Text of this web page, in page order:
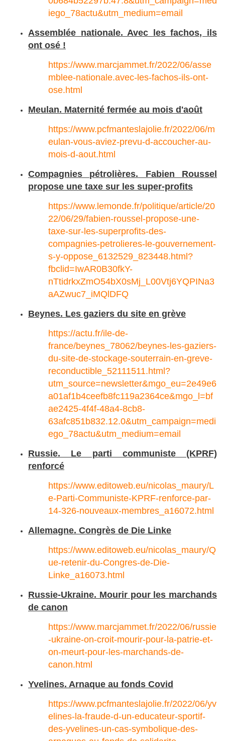
iego_78actu&utm_medium=email
Assemblée nationale. Avec les fachos, ils
ont osé !
https://www.marcjammet.fr/2022/06/asse
mblee-nationale.avec-les-fachos-ils-ont-
ose.html
Meulan. Maternité fermée au mois d'août
https://www.pcfmanteslajolie.fr/2022/06/m
eulan-vous-aviez-prevu-d-accoucher-au-
mois-d-aout.html
Compagnies pétrolières. Fabien Roussel
propose une taxe sur les super-profits
https://www.lemonde.fr/politique/article/20
22/06/29/fabien-roussel-propose-une-
taxe-sur-les-superprofits-des-
compagnies-petrolieres-le-gouvernement-
s-y-oppose_6132529_823448.html?
fbclid=IwAR0B30fkY-
nTtidrkxZmO54bX0sMj_L00Vtj6YQPINa3
aAZwuc7_iMQlDFQ
Beynes. Les gaziers du site en grève
https://actu.fr/ile-de-
france/beynes_78062/beynes-les-gaziers-
du-site-de-stockage-souterrain-en-greve-
reconductible_52111511.html?
utm_source=newsletter&mgo_eu=2e49e6
a01af1b4ceefb8fc119a2364ce&mgo_l=bf
ae2425-4f4f-48a4-8cb8-
63afc851b832.12.0&utm_campaign=medi
ego_78actu&utm_medium=email
Russie. Le parti communiste (KPRF)
renforcé
https://www.editoweb.eu/nicolas_maury/L
e-Parti-Communiste-KPRF-renforce-par-
14-326-nouveaux-membres_a16072.html
Allemagne. Congrès de Die Linke
https://www.editoweb.eu/nicolas_maury/Q
ue-retenir-du-Congres-de-Die-
Linke_a16073.html
Russie-Ukraine. Mourir pour les marchands
de canon
https://www.marcjammet.fr/2022/06/russie
-ukraine-on-croit-mourir-pour-la-patrie-et-
on-meurt-pour-les-marchands-de-
canon.html
Yvelines. Arnaque au fonds Covid
https://www.pcfmanteslajolie.fr/2022/06/yv
elines-la-fraude-d-un-educateur-sportif-
des-yvelines-un-cas-symbolique-des-